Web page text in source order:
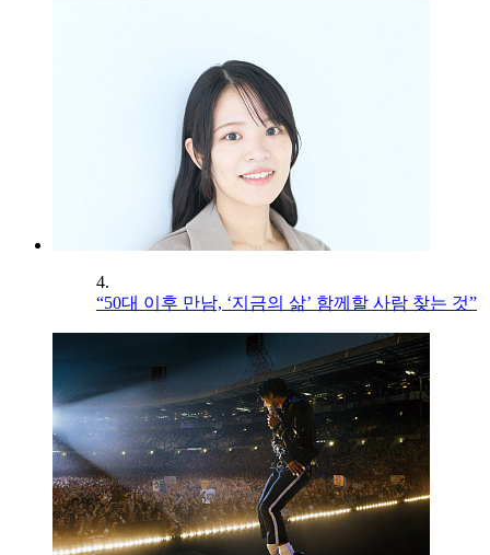
4.
“50대 이후 만남, ‘지금의 삶’ 함께할 사람 찾는 것”